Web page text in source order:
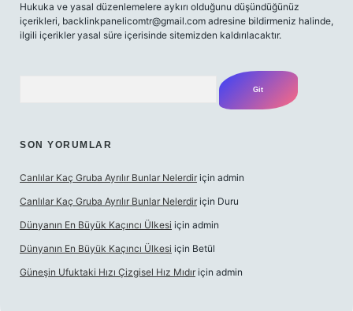
Hukuka ve yasal düzenlemelere aykırı olduğunu düşündüğünüz
içerikleri, backlinkpanelicomtr@gmail.com adresine bildirmeniz halinde,
ilgili içerikler yasal süre içerisinde sitemizden kaldırılacaktır.
SON YORUMLAR
Canlılar Kaç Gruba Ayrılır Bunlar Nelerdir için admin
Canlılar Kaç Gruba Ayrılır Bunlar Nelerdir için Duru
Dünyanın En Büyük Kaçıncı Ülkesi için admin
Dünyanın En Büyük Kaçıncı Ülkesi için Betül
Güneşin Ufuktaki Hızı Çizgisel Hız Mıdır için admin